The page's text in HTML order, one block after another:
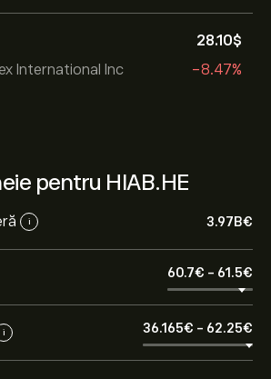
International Inc
28.10‎$‎
-8.47%
pentru HIAB.HE
i 3.97B‎€‎
60.7‎€‎ - 61.5‎€‎
i 36.165‎€‎ - 62.25‎€‎